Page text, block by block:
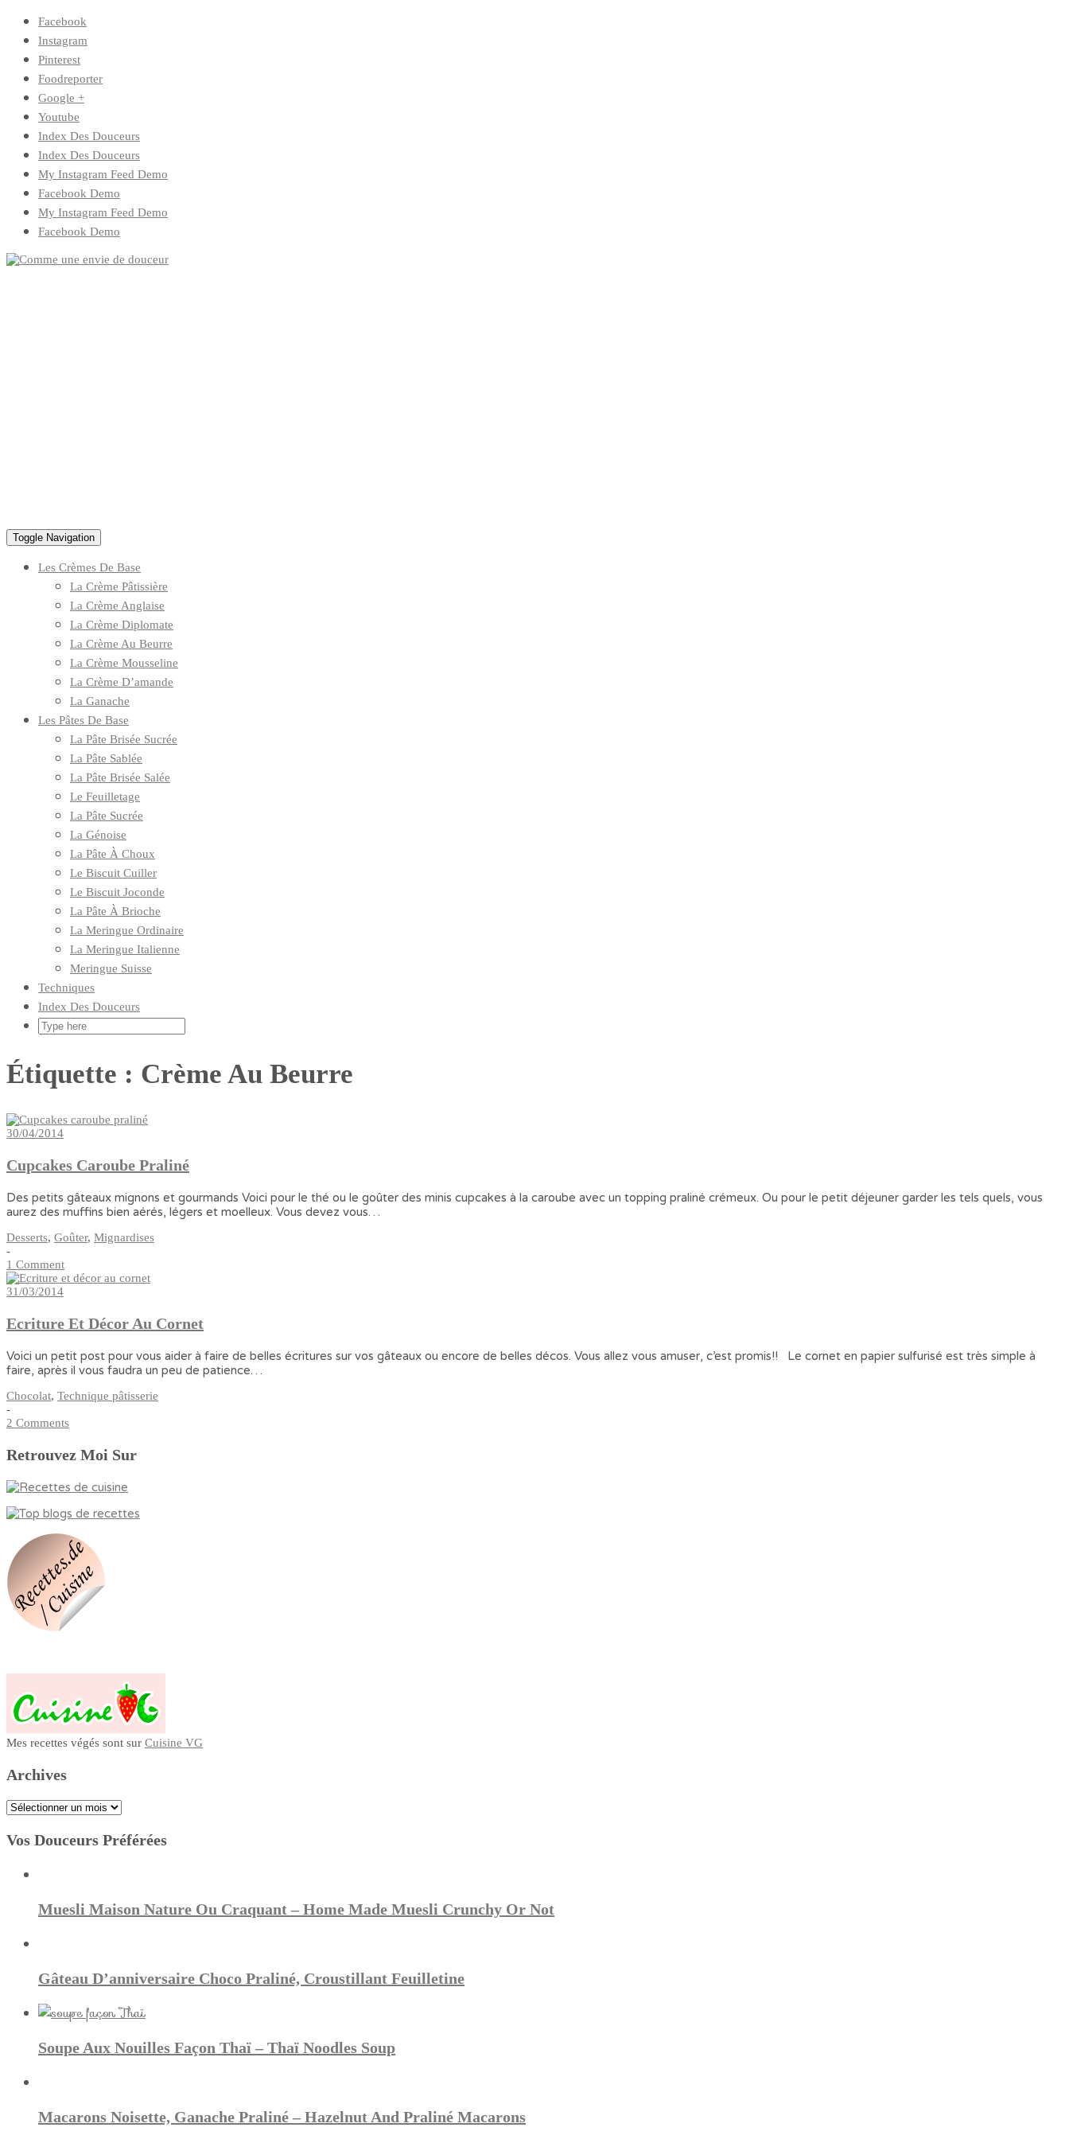
Skip
content
Facebook
Instagram
Pinterest
Foodreporter
Google +
Youtube
Index Des Douceurs
Index Des Douceurs
My Instagram Feed Demo
Facebook Demo
My Instagram Feed Demo
Facebook Demo
Toggle Navigation
Les Crèmes De Base
La Crème Pâtissière
La Crème Anglaise
La Crème Diplomate
La Crème Au Beurre
La Crème Mousseline
La Crème D’amande
La Ganache
Les Pâtes De Base
La Pâte Brisée Sucrée
La Pâte Sablée
La Pâte Brisée Salée
Le Feuilletage
La Pâte Sucrée
La Génoise
La Pâte À Choux
Le Biscuit Cuiller
Le Biscuit Joconde
La Pâte À Brioche
La Meringue Ordinaire
La Meringue Italienne
Meringue Suisse
Techniques
Index Des Douceurs
Étiquette : Crème Au Beurre
30/04/2014
Cupcakes Caroube Praliné
Des petits gâteaux mignons et gourmands Voici pour le thé ou le goûter des minis cupcakes à la caroube avec un topping praliné crémeux. Ou pour le petit déjeuner garder les tels quels, vous
aurez des muffins bien aérés, légers et moelleux. Vous devez vous…
Desserts, Goûter, Mignardises
-
1 Comment
31/03/2014
Ecriture Et Décor Au Cornet
Voici un petit post pour vous aider à faire de belles écritures sur vos gâteaux ou encore de belles décos. Vous allez vous amuser, c’est promis!! Le cornet en papier sulfurisé est très simple à
faire, après il vous faudra un peu de patience…
Chocolat, Technique pâtisserie
-
2 Comments
Retrouvez Moi Sur
Mes recettes végés sont sur Cuisine VG
Archives
Archives
Vos Douceurs Préférées
Muesli Maison Nature Ou Craquant – Home Made Muesli Crunchy Or Not
Gâteau D’anniversaire Choco Praliné, Croustillant Feuilletine
Soupe Aux Nouilles Façon Thaï – Thaï Noodles Soup
Macarons Noisette, Ganache Praliné – Hazelnut And Praliné Macarons